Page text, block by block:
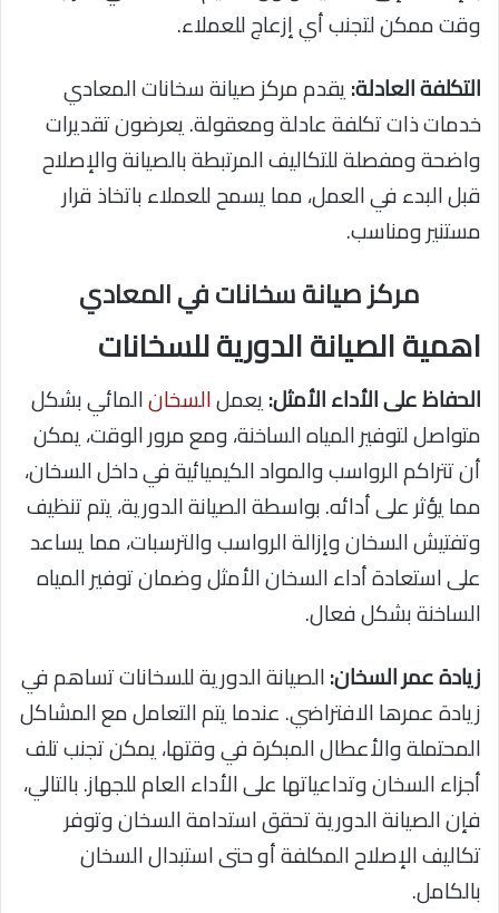
وقت ممكن لتجنب أي إزعاج للعملاء.
التكلفة العادلة:يقدم مركز صيانة سخانات المعادي
خدمات ذات تكلفة عادلة ومعقولة. يعرضون تقديرات
واضحة ومفصلة للتكاليف المرتبطة بالصيانة والإصلاح
قبل البدء في العمل، مما يسمح للعملاء باتخاذ قرار
مستنير ومناسب.
مركز صيانة سخانات في المعادي
اهمية الصيانة الدورية للسخانات
الحفاظ على الأداء الأمثل:يعملالسخانالمائي بشكل
متواصل لتوفير المياه الساخنة، ومع مرور الوقت، يمكن
أن تتراكم الرواسب والمواد الكيميائية في داخل السخان،
مما يؤثر على أدائه. بواسطة الصيانة الدورية، يتم تنظيف
وتفتيش السخان وإزالة الرواسب والترسبات، مما يساعد
على استعادة أداء السخان الأمثل وضمان توفير المياه
الساخنة بشكل فعال.
زيادة عمر السخان:الصيانة الدورية للسخانات تساهم في
زيادة عمرها الافتراضي. عندما يتم التعامل مع المشاكل
المحتملة والأعطال المبكرة في وقتها، يمكن تجنب تلف
أجزاء السخان وتداعياتها على الأداء العام للجهاز. بالتالي،
فإن الصيانة الدورية تحقق استدامة السخان وتوفر
تكاليف الإصلاح المكلفة أو حتى استبدال السخان
بالكامل.